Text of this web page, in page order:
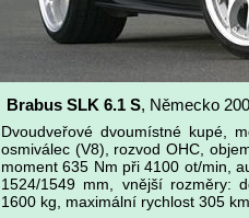
Brabus SLK 6.1 S, Německo
Dvoudveřové dvoumístné kupé,
osmiválec (V8), rozvod OHC,
moment 635 Nm při 4100 ot/min,
1524/1549 mm, vnější rozměry:
1600 kg, maximální rychlost 305